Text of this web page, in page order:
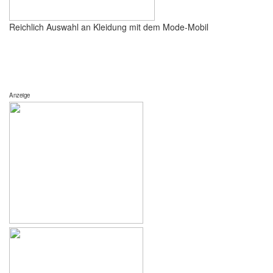
Reichlich Auswahl an Kleidung mit dem Mode-Mobil
Anzeige